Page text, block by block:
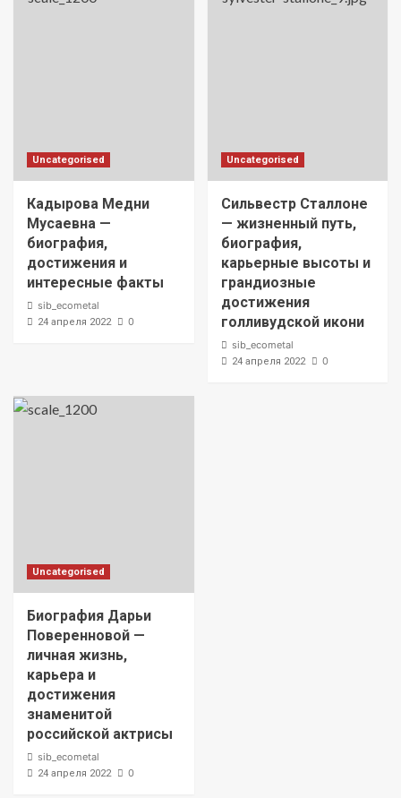
Uncategorised
Кадырова Медни
Мусаевна —
биография,
достижения и
интересные факты
sib_ecometal
24 апреля 2022 0
Uncategorised
Сильвестр Сталлоне
— жизненный путь,
биография,
карьерные высоты и
грандиозные
достижения
голливудской икони
sib_ecometal
24 апреля 2022 0
Uncategorised
Биография Дарьи
Поверенновой —
личная жизнь,
карьера и
достижения
знаменитой
российской актрисы
sib_ecometal
24 апреля 2022 0